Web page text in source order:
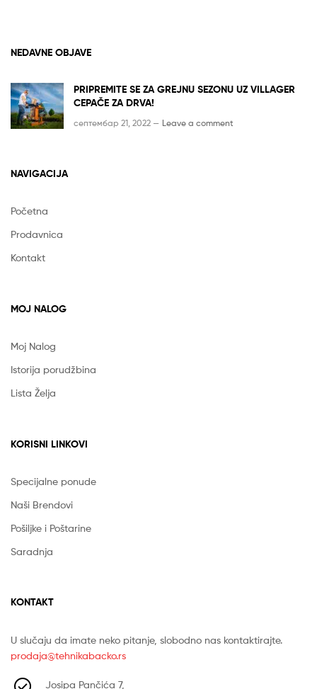
NEDAVNE OBJAVE
PRIPREMITE SE ZA GREJNU SEZONU UZ VILLAGER
CEPAČE ZA DRVA!
септембар 21, 2022 — Leave a comment
NAVIGACIJA
Početna
Prodavnica
Kontakt
MOJ NALOG
Moj Nalog
Istorija porudžbina
Lista Želja
KORISNI LINKOVI
Specijalne ponude
Naši Brendovi
Pošiljke i Poštarine
Saradnja
KONTAKT
U slučaju da imate neko pitanje, slobodno nas kontaktirajte.
prodaja@tehnikabacko.rs
Josipa Pančića 7,